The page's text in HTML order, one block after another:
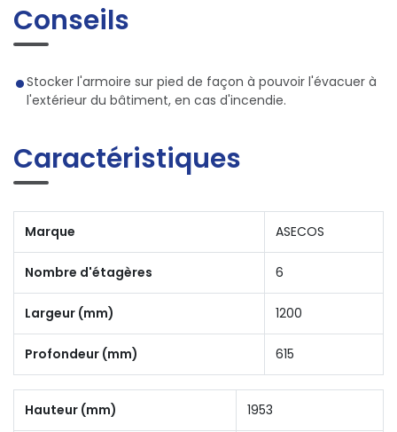
Conseils
Stocker l'armoire sur pied de façon à pouvoir l'évacuer à
l'extérieur du bâtiment, en cas d'incendie.
Caractéristiques
Marque ASECOS
Nombre d'étagères 6
Largeur (mm) 1200
Profondeur (mm) 615
Hauteur (mm) 1953